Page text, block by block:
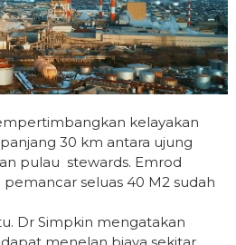
kelayakan
30 km antara ujung
pulau stewards. Emrod
seluas 40 M2 sudah
Dr Simpkin mengatakan